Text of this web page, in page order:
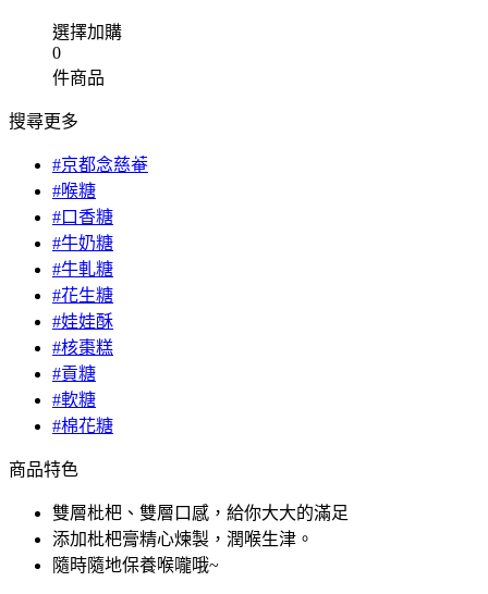
選擇加購
0
件商品
搜尋更多
#京都念慈菴
#喉糖
#口香糖
#牛奶糖
#牛軋糖
#花生糖
#娃娃酥
#核棗糕
#貢糖
#軟糖
#棉花糖
商品特色
雙層枇杷、雙層口感，給你大大的滿足
添加枇杷膏精心煉製，潤喉生津。
隨時隨地保養喉嚨哦~